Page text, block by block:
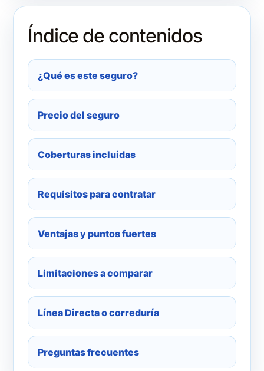
Índice de contenidos
¿Qué es este seguro?
Precio del seguro
Coberturas incluidas
Requisitos para contratar
Ventajas y puntos fuertes
Limitaciones a comparar
Línea Directa o correduría
Preguntas frecuentes